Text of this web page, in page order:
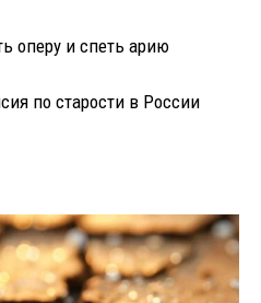
оперу и спеть арию
по старости в России